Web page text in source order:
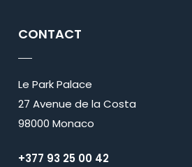
CONTACT
Le Park Palace
27 Avenue de la Costa
98000 Monaco
+377 93 25 00 42